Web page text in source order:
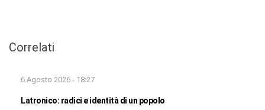
Correlati
6 Agosto 2026 - 18:27
Latronico: radici e identità di un popolo